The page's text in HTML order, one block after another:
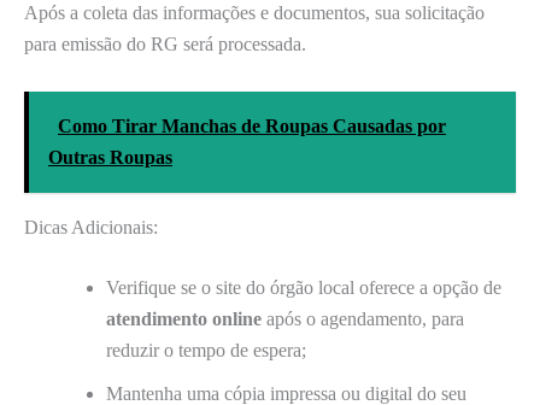
Após a coleta das informações e documentos, sua solicitação
para emissão do RG será processada.
Como Tirar Manchas de Roupas Causadas por
Outras Roupas
Dicas Adicionais:
Verifique se o site do órgão local oferece a opção de
atendimento online após o agendamento, para
reduzir o tempo de espera;
Mantenha uma cópia impressa ou digital do seu